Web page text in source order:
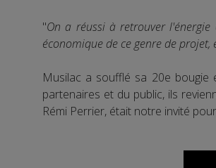
"On a réussi à retrouver
économique de ce genre de
Musilac a soufflé sa 20e bougie
partenaires et du public, ils
Rémi Perrier, était notre invité